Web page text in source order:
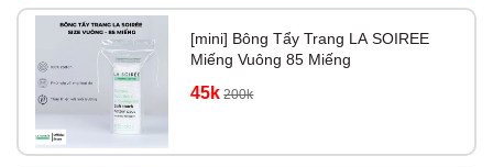
[mini] Bông Tẩy Trang LA SOIREE
Miếng Vuông 85 Miếng
45k 200k